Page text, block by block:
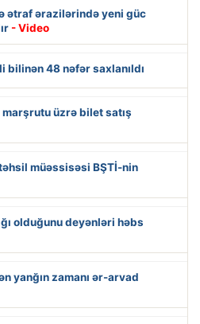
ətraf ərazilərində yeni güc
- Video
bilinən 48 nəfər saxlanıldı
marşrutu üzrə bilet satış
müəssisəsi BŞTİ-nin
olduğunu deyənləri həbs
yanğın zamanı ər-arvad